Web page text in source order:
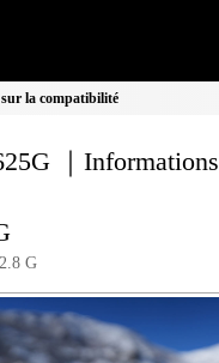
la compatibilité
｜
G